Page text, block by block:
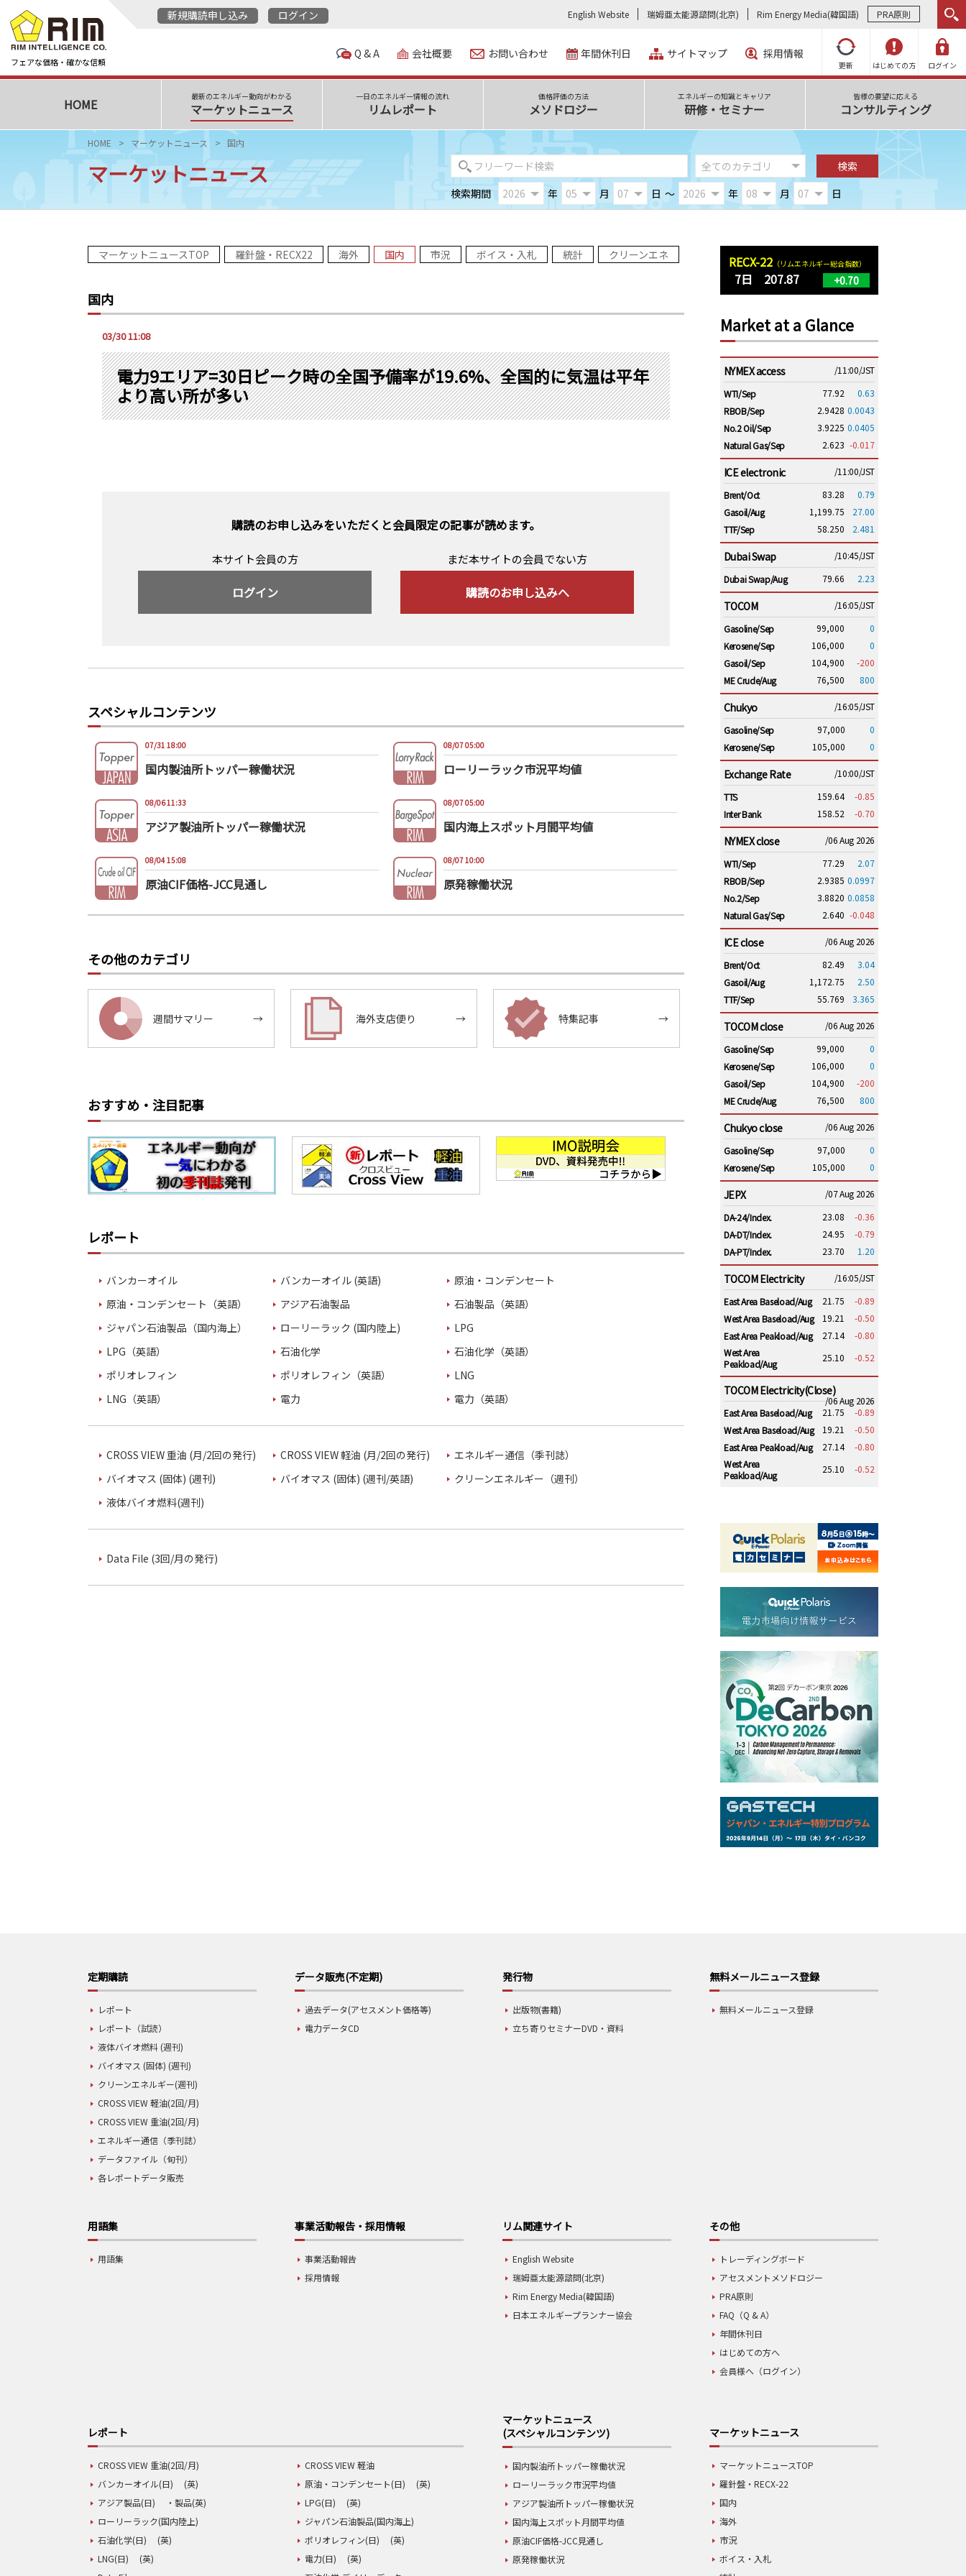
フェアな価格・確かな信頼
新規購読申し込み ログイン English Website 瑞姆亜太能源諮問(北京) Rim Energy Media(韓国語) PRA原則
更新 はじめての方 ログイン
Q & A 会社概要 お問い合わせ 年間休刊日 サイトマップ 採用情報
HOME 最新のエネルギー動向がわかる
マーケットニュース
一日のエネルギー情報の流れ
リムレポート
価格評価の方法
メソドロジー
エネルギーの知識とキャリア
研修・セミナー
皆様の要望に応える
コンサルティング
HOME マーケットニュース 国内
マーケットニュース
検索期間 年 月 日 ～ 年 月 日
マーケットニュースTOP 羅針盤・RECX22 海外 国内 市況 ボイス・入札 統計 クリーンエネ
国内
03/30 11:08
電力9エリア=30日ピーク時の全国予備率が19.6%、全国的に気温は平年
より高い所が多い
購読のお申し込みをいただくと会員限定の記事が読めます。
本サイト会員の方
ログイン
まだ本サイトの会員でない方
購読のお申し込みへ
スペシャルコンテンツ
07/31 18:00
国内製油所トッパー稼働状況
08/07 05:00
ローリーラック市況平均値
08/06 11:33
アジア製油所トッパー稼働状況
08/07 05:00
国内海上スポット月間平均値
08/04 15:08
原油CIF価格-JCC見通し
08/07 10:00
原発稼働状況
その他のカテゴリ
週間サマリー → 海外支店便り → 特集記事 →
おすすめ・注目記事
レポート
バンカーオイル バンカーオイル (英語)
原油・コンデンセート
原油・コンデンセート（英語）
アジア石油製品
石油製品（英語）
ジャパン石油製品（国内海上）
ローリーラック (国内陸上)
LPG
LPG（英語）
石油化学
石油化学（英語）
ポリオレフィン
ポリオレフィン（英語）
LNG
LNG（英語）
電力 電力（英語）
CROSS VIEW 重油 (月/2回の発行) CROSS VIEW 軽油 (月/2回の発行)
エネルギー通信（季刊誌）
バイオマス (固体) (週刊)
バイオマス (固体) (週刊/英語)
クリーンエネルギー（週刊）
液体バイオ燃料(週刊)
Data File (3回/月の発行)
RECX-22 （リムエネルギー総合指数）
7日 207.87 +0.70
Market at a Glance
NYMEX access
/11:00/JST
WTI/Sep
77.92
0.63
RBOB/Sep
2.9428 0.0043
No.2 Oil/Sep
3.9225 0.0405
Natural Gas/Sep
2.623 -0.017
ICE electronic
/11:00/JST
Brent/Oct
83.28
0.79
Gasoil/Aug
1,199.75
27.00
TTF/Sep
58.250 2.481
Dubai Swap
/10:45/JST
Dubai Swap/Aug
79.66 2.23
TOCOM
/16:05/JST
Gasoline/Sep
99,000
0
Kerosene/Sep
106,000
0
Gasoil/Sep
104,900
-200
ME Crude/Aug
76,500 800
Chukyo
/16:05/JST
Gasoline/Sep
97,000
0
Kerosene/Sep
105,000 0
Exchange Rate
/10:00/JST
TTS
159.64
-0.85
Inter Bank
158.52 -0.70
NYMEX close
/06 Aug 2026
WTI/Sep
77.29
2.07
RBOB/Sep
2.9385 0.0997
No.2/Sep
3.8820 0.0858
Natural Gas/Sep
2.640 -0.048
ICE close
/06 Aug 2026
Brent/Oct
82.49
3.04
Gasoil/Aug
1,172.75
2.50
TTF/Sep
55.769 3.365
TOCOM close
/06 Aug 2026
Gasoline/Sep
99,000
0
Kerosene/Sep
106,000
0
Gasoil/Sep
104,900
-200
ME Crude/Aug
76,500 800
Chukyo close
/06 Aug 2026
Gasoline/Sep
97,000
0
Kerosene/Sep
105,000 0
JEPX
/07 Aug 2026
DA-24/Index.
23.08
-0.36
DA-DT/Index.
24.95
-0.79
DA-PT/Index.
23.70 1.20
TOCOM Electricity
/16:05/JST
East Area Baseload/Aug
21.75
-0.89
West Area Baseload/Aug
19.21
-0.50
East Area Peakload/Aug
27.14
-0.80
West Area
Peakload/Aug
25.10 -0.52
TOCOM Electricity(Close)
/06 Aug 2026
East Area Baseload/Aug
21.75
-0.89
West Area Baseload/Aug
19.21
-0.50
East Area Peakload/Aug
27.14
-0.80
West Area
Peakload/Aug
25.10 -0.52
定期購読
レポート
レポート（試読）
液体バイオ燃料 (週刊)
バイオマス (固体) (週刊)
クリーンエネルギー(週刊)
CROSS VIEW 軽油(2回/月)
CROSS VIEW 重油(2回/月)
エネルギー通信（季刊誌）
データファイル（旬刊）
各レポートデータ販売
データ販売(不定期)
過去データ(アセスメント価格等)
電力データCD
発行物
出版物(書籍)
立ち寄りセミナーDVD・資料
無料メールニュース登録
無料メールニュース登録
用語集
用語集
事業活動報告・採用情報
事業活動報告
採用情報
リム関連サイト
English Website
瑞姆亜太能源諮問(北京)
Rim Energy Media(韓国語)
日本エネルギープランナー協会
その他
トレーディングボード
アセスメントメソドロジー
PRA原則
FAQ（Q & A）
年間休刊日
はじめての方へ
会員様へ（ログイン）
レポート
CROSS VIEW 重油(2回/月)
CROSS VIEW 軽油
バンカーオイル(日)
(英) 原油・コンデンセート(日)
(英)
アジア製品(日)
・製品(英) LPG(日)
(英)
ローリーラック(国内陸上)
ジャパン石油製品(国内海上)
石油化学(日)
(英) ポリオレフィン(日)
(英)
LNG(日)
(英) 電力(日)
(英)
マーケットニュース
(スペシャルコンテンツ)
国内製油所トッパー稼働状況
ローリーラック市況平均値
アジア製油所トッパー稼働状況
国内海上スポット月間平均値
原油CIF価格-JCC見通し
原発稼働状況
マーケットニュース
マーケットニュースTOP
羅針盤・RECX-22
国内
海外
市況
ボイス・入札